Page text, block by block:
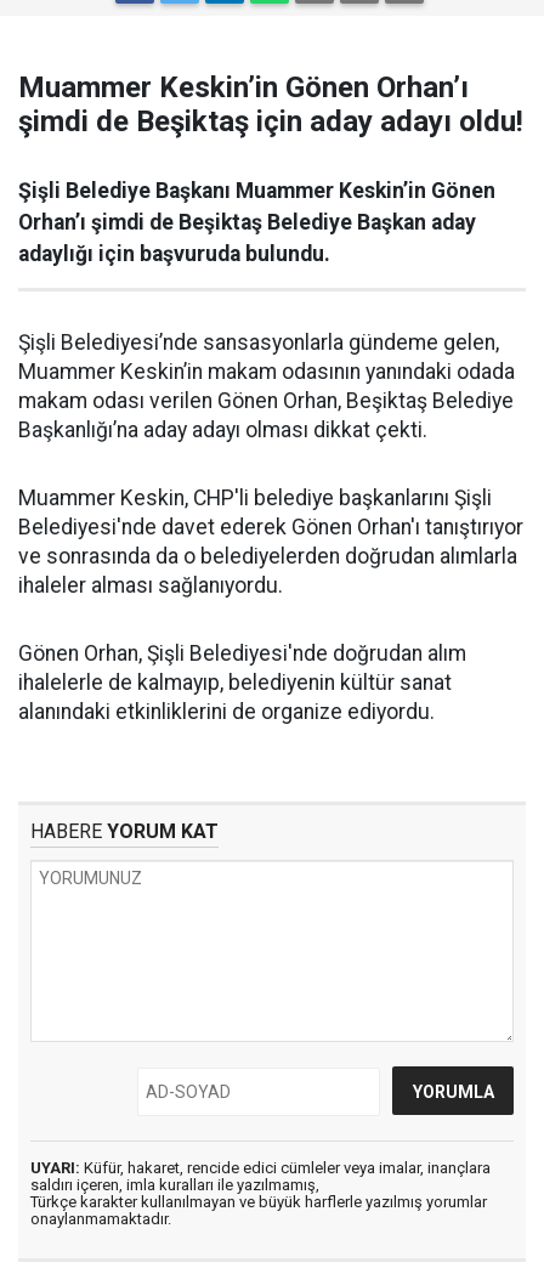
Muammer Keskin’in Gönen Orhan’ı
şimdi de Beşiktaş için aday adayı oldu!
Şişli Belediye Başkanı Muammer Keskin’in Gönen
Orhan’ı şimdi de Beşiktaş Belediye Başkan aday
adaylığı için başvuruda bulundu.
Şişli Belediyesi’nde sansasyonlarla gündeme gelen,
Muammer Keskin’in makam odasının yanındaki odada
makam odası verilen Gönen Orhan, Beşiktaş Belediye
Başkanlığı’na aday adayı olması dikkat çekti.
Muammer Keskin, CHP'li belediye başkanlarını Şişli
Belediyesi'nde davet ederek Gönen Orhan'ı tanıştırıyor
ve sonrasında da o belediyelerden doğrudan alımlarla
ihaleler alması sağlanıyordu.
Gönen Orhan, Şişli Belediyesi'nde doğrudan alım
ihalelerle de kalmayıp, belediyenin kültür sanat
alanındaki etkinliklerini de organize ediyordu.
HABERE YORUM KAT
UYARI: Küfür, hakaret, rencide edici cümleler veya imalar, inançlara
saldırı içeren, imla kuralları ile yazılmamış,
Türkçe karakter kullanılmayan ve büyük harflerle yazılmış yorumlar
onaylanmamaktadır.